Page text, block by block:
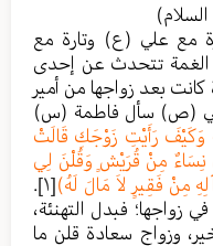
مع علي (ع) وتارة مع
الغمة تتحدث عن إحدى
بعد زواجها من أمير
(ص) سأل فاطمة (س)
وَكَيْفَ رَأَيْتِ زَوْجَكِ قَالَتْ
نِسَاءٌ مِنْ قُرَيْشٍ وَقُلْنَ لِي
مِنْ فَقِيرٍ لاَ مَالَ لَهُ)[١] .
زواجها؛ فبدل التهنئة،
وزواج سعادة قلن ما